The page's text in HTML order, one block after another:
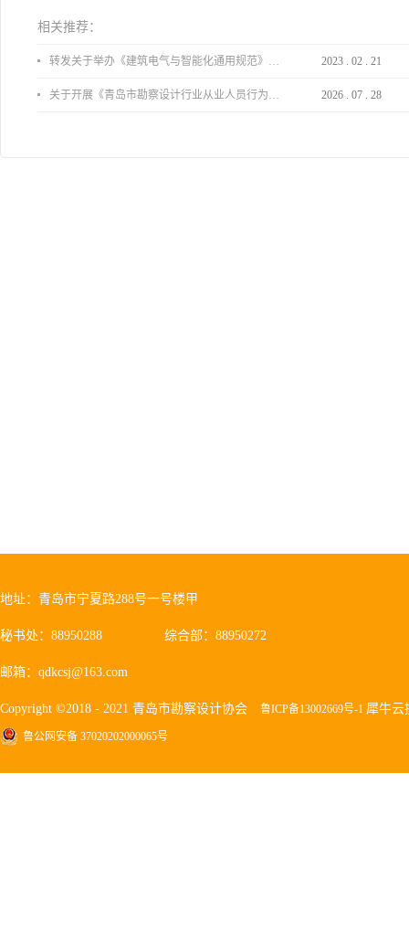
相关推荐：
转发关于举办《建筑电气与智能化通用规范》 GB55024-2022公益宣贯的通知 2023 . 02 . 21
关于开展《青岛市勘察设计行业从业人员行为导则》、《青岛市住宅工程设计审查品质提升指引（2026版）》宣贯活动的通知 2026 . 07 . 28
地址：青岛市宁夏路288号一号楼甲
秘书处：88950288 综合部：88950272
邮箱：qdkcsj@163.com
Copyright ©2018 - 2021 青岛市勘察设计协会 鲁ICP备13002669号-1 犀牛云
鲁公网安备 37020202000065号